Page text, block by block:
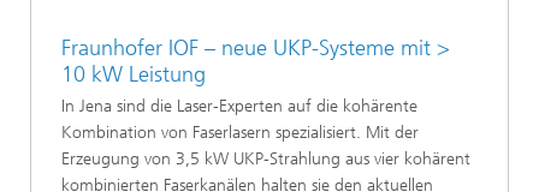
Fraunhofer IOF – neue UKP-Systeme mit >
10 kW Leistung
In Jena sind die Laser-Experten auf die kohärente
Kombination von Faserlasern spezialisiert. Mit der
Erzeugung von 3,5 kW UKP-Strahlung aus vier kohärent
kombinierten Faserkanälen halten sie den aktuellen